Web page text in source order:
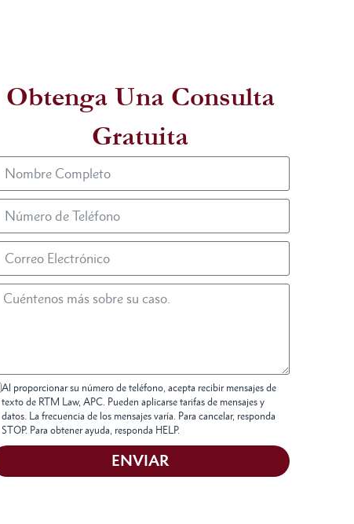
Obtenga Una Consulta
Gratuita
Al proporcionar su número de teléfono, acepta recibir mensajes de
texto de RTM Law, APC. Pueden aplicarse tarifas de mensajes y
datos. La frecuencia de los mensajes varía. Para cancelar, responda
STOP. Para obtener ayuda, responda HELP.
ENVIAR